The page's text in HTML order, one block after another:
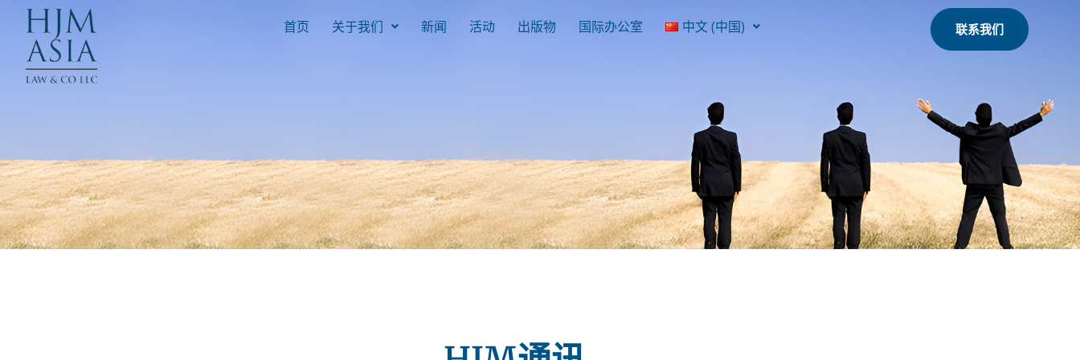
首页 关于我们 新闻 活动 出版物 国际办公室 中文 (中国) 联系我们